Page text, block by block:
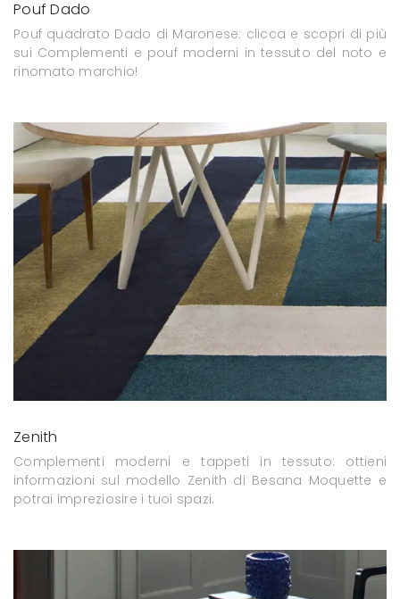
Pouf Dado
Pouf quadrato Dado di Maronese: clicca e scopri di più
sui Complementi e pouf moderni in tessuto del noto e
rinomato marchio!
Zenith
Complementi moderni e tappeti in tessuto: ottieni
informazioni sul modello Zenith di Besana Moquette e
potrai impreziosire i tuoi spazi.